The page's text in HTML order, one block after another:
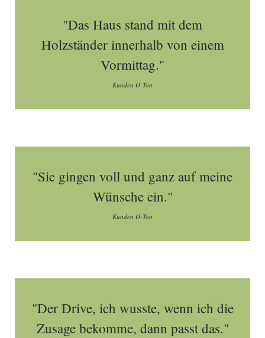
"Das Haus stand mit dem
Holzständer innerhalb von einem
Vormittag."
Kunden O-Ton
"Sie gingen voll und ganz auf meine
Wünsche ein."
Kunden O-Ton
"Der Drive, ich wusste, wenn ich die
Zusage bekomme, dann passt das."